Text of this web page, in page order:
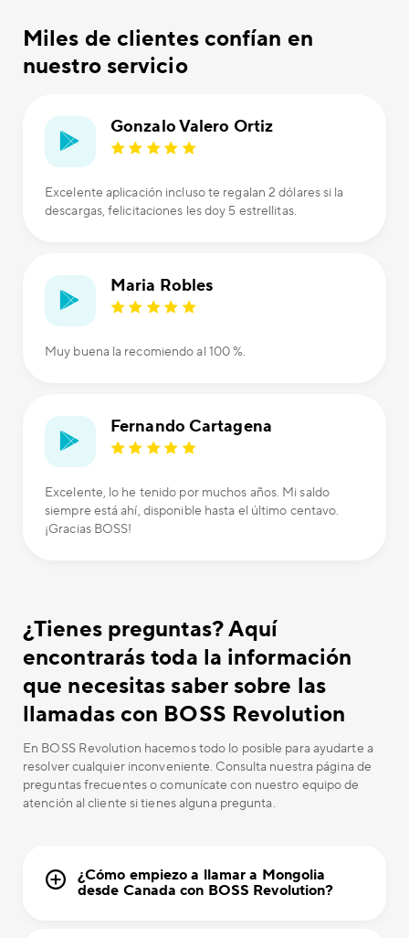
Miles de clientes confían en
nuestro servicio
Gonzalo Valero Ortiz
Excelente aplicación incluso te regalan 2 dólares si la
descargas, felicitaciones les doy 5 estrellitas.
Maria Robles
Muy buena la recomiendo al 100 %.
Fernando Cartagena
Excelente, lo he tenido por muchos años. Mi saldo
siempre está ahí, disponible hasta el último centavo.
¡Gracias BOSS!
¿Tienes preguntas? Aquí
encontrarás toda la información
que necesitas saber sobre las
llamadas con BOSS Revolution
En BOSS Revolution hacemos todo lo posible para ayudarte a
resolver cualquier inconveniente. Consulta nuestra página de
preguntas frecuentes o comunícate con nuestro equipo de
atención al cliente si tienes alguna pregunta.
¿Cómo empiezo a llamar a Mongolia
desde Canada con BOSS Revolution?